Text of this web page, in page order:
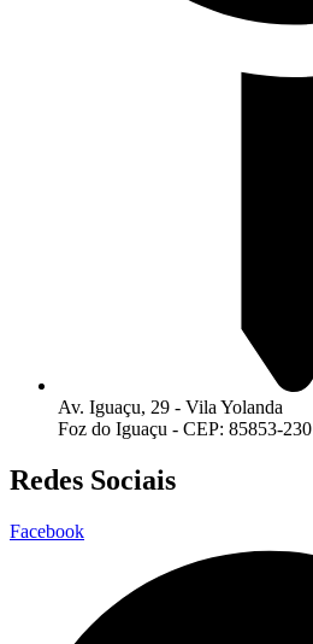
Av. Iguaçu, 29 - Vila Yolanda
Foz do Iguaçu - CEP: 85853-230
Redes Sociais
Facebook